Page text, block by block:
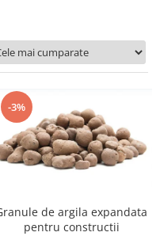
-3%
de argila expandata
pentru constructii